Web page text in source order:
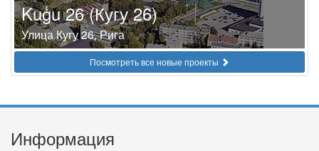
Kuģu 26 (Кугу 26)
Улица Кугу 26, Рига
Посмотреть все новые проекты
Информация